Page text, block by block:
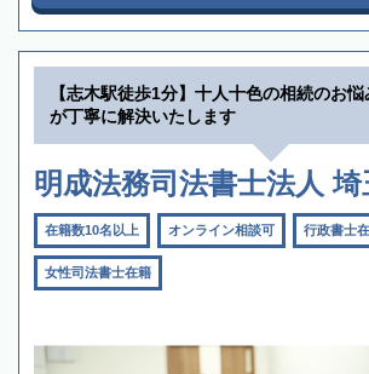
【志木駅徒歩1分】十人十色の相続のお
が丁寧に解決いたします
明成法務司法書士法人
在籍数10名以上 オンライン相談可 行政書士
女性司法書士在籍